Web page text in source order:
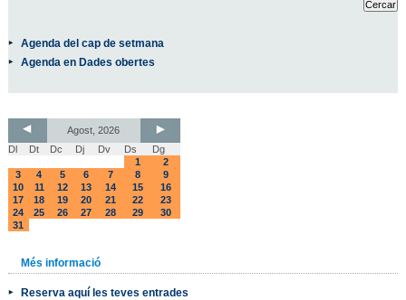
Agenda del cap de setmana
Agenda en Dades obertes
Agost, 2026
Dl
Dt Dc Dj Dv Ds
Dg
1
2
3
4 5 6 7 8
9
10
11 12 13 14 15
16
17
18 19 20 21 22
23
24
25 26 27 28 29
30
31
Més informació
Reserva aquí les teves entrades